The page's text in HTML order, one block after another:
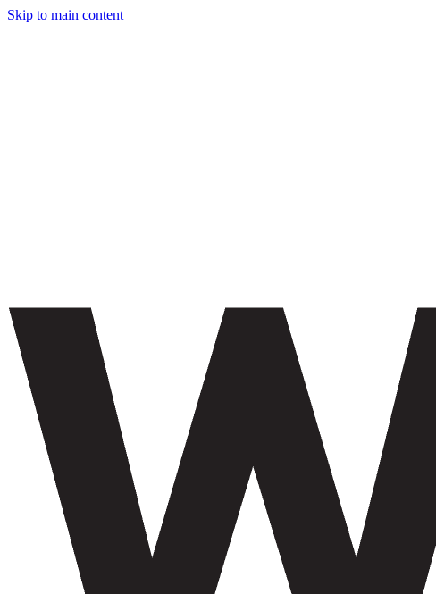
Skip to main content